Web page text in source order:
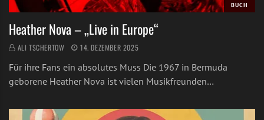
BUCH
Heather Nova – „Live in Europe“
ALI TSCHERTOW 14. DEZEMBER 2025
Für ihre Fans ein absolutes Muss Die 1967 in Bermuda
geborene Heather Nova ist vielen Musikfreunden…